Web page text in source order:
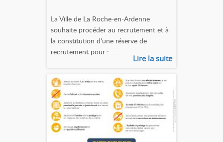
La Ville de La Roche-en-Ardenne
souhaite procéder au recrutement et à
la constitution d'une réserve de
recrutement pour : ...
Lire la suite